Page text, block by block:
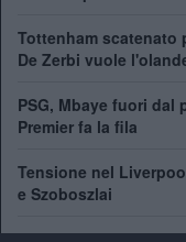
Tottenham
De Zerbi vuole
PSG, Mbaye fuori
Premier fa la fila
Tensione nel
e Szoboszlai